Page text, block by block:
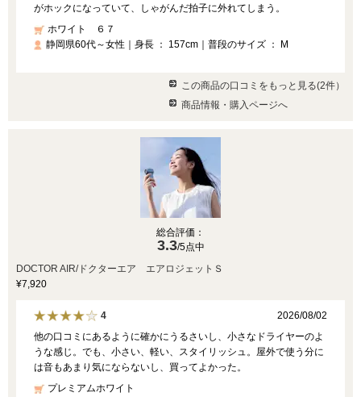
がホックになっていて、しゃがんだ拍子に外れてしまう。
ホワイト ６７
静岡県60代～女性｜身長 ： 157cm｜普段のサイズ ： M
この商品の口コミをもっと見る(2件）
商品情報・購入ページへ
総合評価：
3.3/5点中
DOCTOR AIR/ドクターエア エアロジェットＳ
¥7,920
4
2026/08/02
他の口コミにあるように確かにうるさいし、小さなドライヤーのよ
うな感じ。でも、小さい、軽い、スタイリッシュ。屋外で使う分に
は音もあまり気にならないし、買ってよかった。
プレミアムホワイト